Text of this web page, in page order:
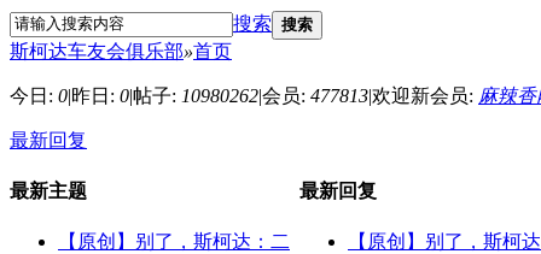
搜索 搜索
斯柯达车友会俱乐部»首页
今日: 0|昨日: 0|帖子: 10980262|会员: 477813|欢迎新会员: 麻辣香
最新回复
最新主题
【原创】别了，斯柯达：二
最新回复
【原创】别了，斯柯